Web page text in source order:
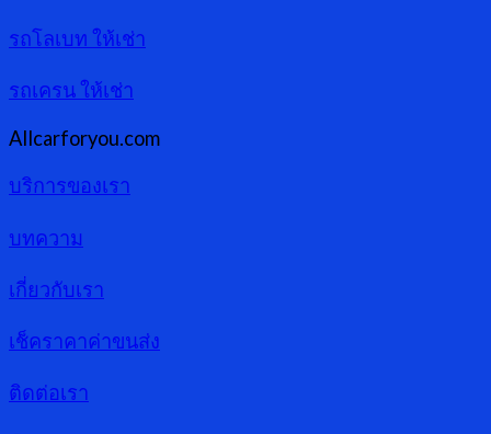
รถโลเบท ให้เช่า
รถเครน ให้เช่า
Allcarforyou.com
บริการของเรา
บทความ
เกี่ยวกับเรา
เช็คราคาค่าขนส่ง
ติดต่อเรา